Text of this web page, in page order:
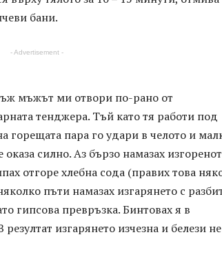
бани.
- Advertisement -
мъжът ми отвори по-рано от
тенджера. Тъй като тя работи под
горещата пара го удари в челото и
силно. Аз бързо намазах
отгоре хлебна сода (правих това
пъти намазах изгарянето с
гипсова превръзка. Бинтовах я в
изгарянето изчезна и белези не